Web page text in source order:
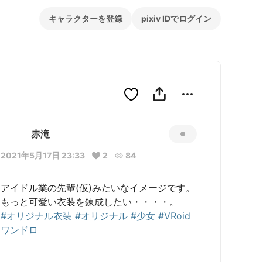
キャラクターを登録 pixiv IDでログイン
赤滝
2021年5月17日 23:33 2 84
アイドル業の先輩(仮)みたいなイメージです。
#オリジナル衣装 #オリジナル #少女 #VRoid
ワンドロ